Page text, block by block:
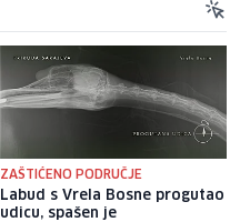
ZAŠTIĆENO PODRUČJE
Labud s Vrela Bosne progutao
udicu, spašen je